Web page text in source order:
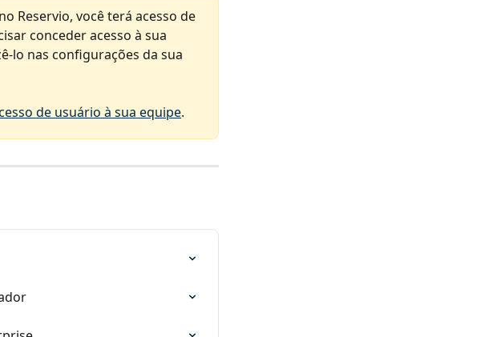
Reservio, você terá acesso de
conceder acesso à sua
lo nas configurações da sua
de usuário à sua equipe.